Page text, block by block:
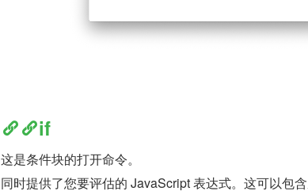
if
这是条件块的打开命令。
同时提供了您要评估的 JavaScript 表达式。这可以包